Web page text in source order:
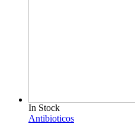
In Stock
Antibioticos